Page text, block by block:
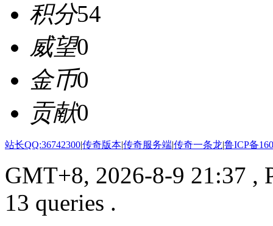
积分54
威望0
金币0
贡献0
站长QQ:36742300|传奇版本|传奇服务端|传奇一条龙|鲁ICP备
GMT+8, 2026-8-9 21:37 ,
13 queries .